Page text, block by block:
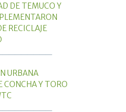
DE TEMUCO Y
RECICLAJE
URBANA
CONCHA Y TORO